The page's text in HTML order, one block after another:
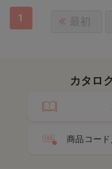
1 最初
カタロ
商品コー